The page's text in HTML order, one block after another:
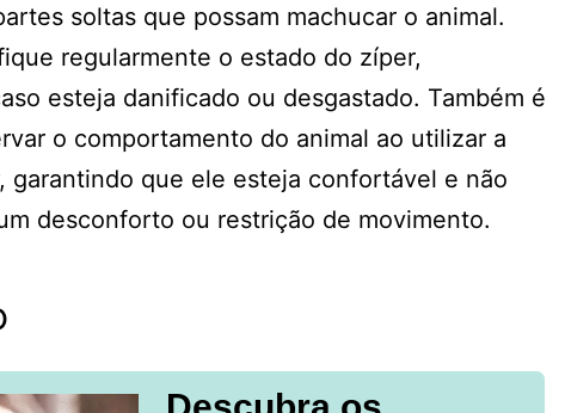
soltas que possam machucar o animal.
regularmente o estado do zíper,
esteja danificado ou desgastado. Também é
o comportamento do animal ao utilizar a
garantindo que ele esteja confortável e não
desconforto ou restrição de movimento.